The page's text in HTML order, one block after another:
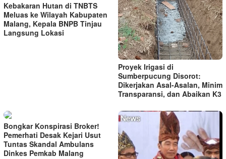
Kebakaran Hutan di TNBTS
Meluas ke Wilayah Kabupaten
Malang, Kepala BNPB Tinjau
Langsung Lokasi
Proyek Irigasi di
Sumberpucung Disorot:
Dikerjakan Asal-Asalan, Minim
Transparansi, dan Abaikan K3
Bongkar Konspirasi Broker!
Pemerhati Desak Kejari Usut
Tuntas Skandal Ambulans
Dinkes Pemkab Malang